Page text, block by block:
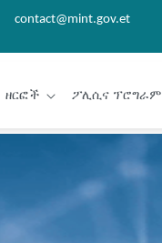
contact@mint.gov.et
ዘርፎች ፖሊሲና ፕሮግራም